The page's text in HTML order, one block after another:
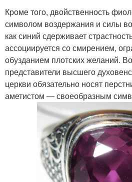
Кроме того, двойственность
символом воздержания и силы
как синий сдерживает
ассоциируется со смирением,
обузданием плотских желаний.
представители высшего
церкви обязательно носят
аметистом — своеобразным